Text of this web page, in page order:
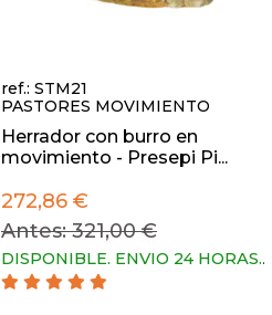
ref.: STM21
PASTORES MOVIMIENTO
Herrador con burro en
movimiento - Presepi Pi...
272,86 €
Antes: 321,00 €
DISPONIBLE. ENVIO 24 HORAS..